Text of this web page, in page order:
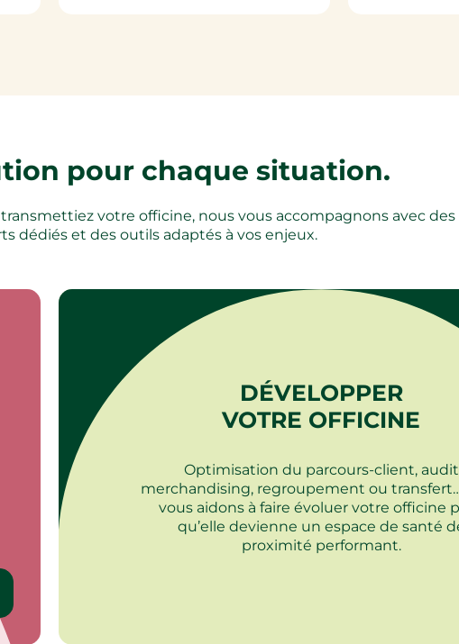
pour chaque situation.
votre officine, nous vous accompagnons avec des
dédiés et des outils adaptés à vos enjeux.
DÉVELOPPER
VOTRE OFFICINE
Optimisation du parcours-client, audit
merchandising, regroupement ou
vous aidons à faire évoluer votre officine
qu’elle devienne un espace de santé
proximité performant.​